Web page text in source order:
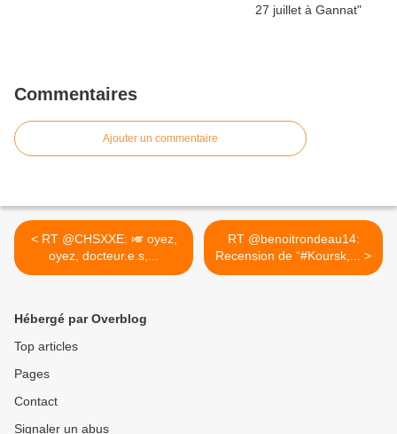
Commentaires
Ajouter un commentaire
< RT @CHSXXE: 🎺 oyez,
oyez, docteur.e.s,...
RT @benoitrondeau14:
Recension de “#Koursk,... >
Hébergé par Overblog
Top articles
Pages
Contact
Signaler un abus